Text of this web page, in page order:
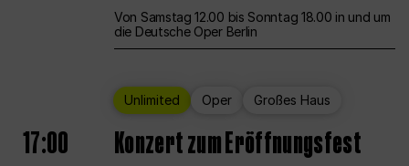
Von Samstag 12.00 bis Sonntag 18.00 in und um
die Deutsche Oper Berlin
Unlimited Oper Großes Haus
17:00 Konzert zum Eröffnungsfest